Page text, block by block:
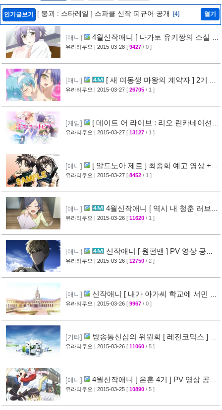
인기글보기 [ 붕괴 : 스타레일 ] 스파클 신작 피규어 공개 [4] 열기
[애니]
4월신작애니 [ 나가토 유키짱의 소실 ]
PV 영상 공개 [35]
유라리쿠오 | 2015-03-28 [ 9427 / 0 ]
[애니]
[ 새 여동생 마왕의 계약자 ] 2기 제
작 결정 + 티저 영상 공개 [45]
유라리쿠오 | 2015-03-27 [ 26705 / 1 ]
[게임]
[ 데이트 어 라이브 : 리오 린카네이션 ]
PV 영상 공개 [36]
유라리쿠오 | 2015-03-27 [ 13127 / 1 ]
[애니]
[ 알드노아 제로 ] 최종화 예고 영상 +
만화 신작 발매 정보 [40]
유라리쿠오 | 2015-03-27 [ 8452 / 1 ]
[애니]
4월신작애니 [ 역시 내 청춘 러브코
메디는 잘못됐다 속 ] 2차 PV 영상 공개
유라리쿠오 | 2015-03-26 [ 11620 / 1 ]
[애니]
신작애니 [ 원펀맨 ] PV 영상 공개 (
onepunchman ) [49]
유라리쿠오 | 2015-03-26 [ 12750 / 2 ]
[애니]
신작애니 [ 내가 아가씨 학교에 서민 샘
플로 겟츠당한 사건 ] 티저 영상 공개
유라리쿠오 | 2015-03-26 [ 9967 / 0 ]
[기타]
방송통신심의 위원회 [ 레진코믹스 ] 접
속 차단 보류 소식 [51]
유라리쿠오 | 2015-03-26 [ 11060 / 5 ]
[애니]
4월신작애니 [ 은혼 4기 ] PV 영상 공
개 [67]
유라리쿠오 | 2015-03-25 [ 10890 / 5 ]